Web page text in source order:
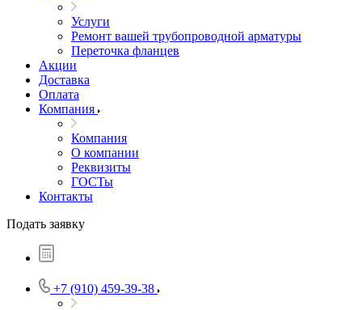
Услуги
Ремонт вашей трубопроводной арматуры
Переточка фланцев
Акции
Доставка
Оплата
Компания
Компания
О компании
Реквизиты
ГОСТы
Контакты
Подать заявку
+7 (910) 459-39-38